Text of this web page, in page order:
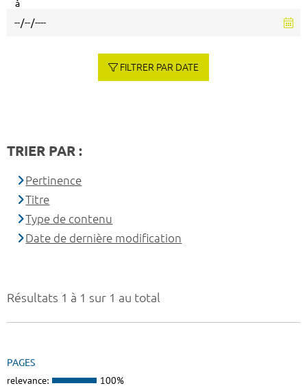
Résultats 1 à 1 sur 1 au total
PAGES
relevance: 100%
à
FILTRER PAR DATE
TRIER PAR :
Pertinence
Titre
Type de contenu
Date de dernière modification